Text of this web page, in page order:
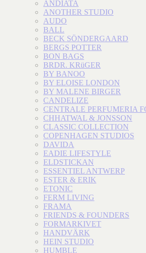
ANDIATA
ANOTHER STUDIO
AUDO
BALL
BECK SÖNDERGAARD
BERGS POTTER
BON BAGS
BRDR. KRüGER
BY BANOO
BY ELOISE LONDON
BY MALENE BIRGER
CANDELIZE
CENTRALE PERFUMERIA
CHHATWAL & JONSSON
CLASSIC COLLECTION
COPENHAGEN STUDIOS
DAVIDA
EADIE LIFESTYLE
ELDSTICKAN
ESSENTIEL ANTWERP
ESTER & ERIK
ETONIC
FERM LIVING
FRAMA
FRIENDS & FOUNDERS
FORMARKIVET
HANDVÄRK
HEIN STUDIO
HUMBLE